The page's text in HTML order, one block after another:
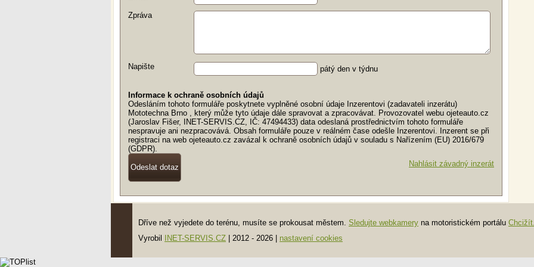
Zpráva
Napište pátý den v týdnu
Informace k ochraně osobních údajů
Odesláním tohoto formuláře poskytnete vyplněné osobní údaje Inzerentovi (zadavateli inzerátu)
Mototechna Brno , který může tyto údaje dále spravovat a zpracovávat. Provozovatel webu ojeteauto.cz
(Jaroslav Fišer, INET-SERVIS.CZ, IČ: 47494433) data odeslaná prostřednictvím tohoto formuláře
nespravuje ani nezpracovává. Obsah formuláře pouze v reálném čase odešle Inzerentovi. Inzerent se při
registraci na web ojeteauto.cz zavázal k ochraně osobních údajů v souladu s Nařízením (EU) 2016/679
(GDPR).
Nahlásit závadný inzerát
Dříve než vyjedete do terénu, musíte se prokousat městem. Sledujte webkamery na motoristickém portálu
Vyrobil
INET-SERVIS.CZ | 2012 - 2026 nastavení cookies